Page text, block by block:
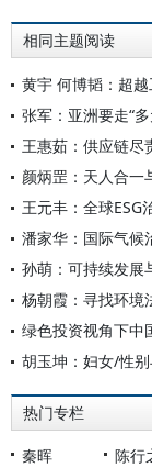
相同主题阅读
黄宇 何博韬：超
张军：亚洲要走“
王惠茹：供应链尽
颜炳罡：天人合
王元丰：全球ESG
潘家华：国际气候
绿色投资视角下中
热门专栏
秦晖 陈行